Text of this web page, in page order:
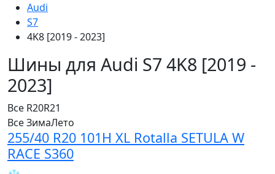
Audi
S7
4K8 [2019 - 2023]
Шины для Audi S7 4K8 [2019 -
2023]
Все R20R21
ВсеЗимаЛето
255/40 R20 101H XL Rotalla SETULA W
RACE S360